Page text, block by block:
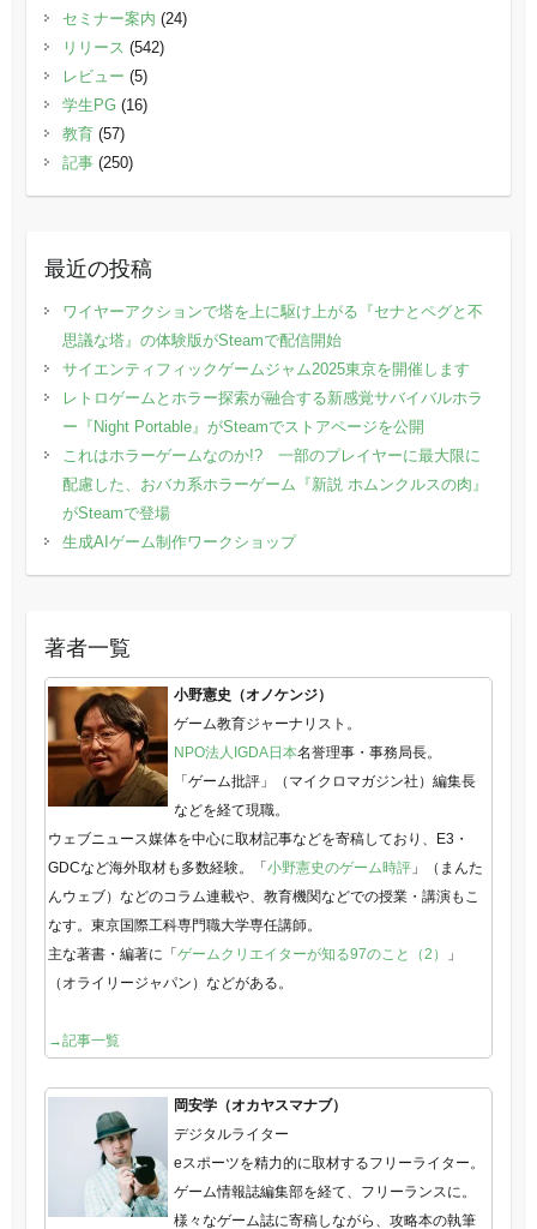
セミナー案内 (24)
リリース (542)
レビュー (5)
学生PG(16)
教育(57)
記事(250)
最近の投稿
ワイヤーアクションで塔を上に駆け上がる『セナとペグと不
思議な塔』の体験版がSteamで配信開始
サイエンティフィックゲームジャム2025東京を開催します
レトロゲームとホラー探索が融合する新感覚サバイバルホラ
ー『Night Portable』がSteamでストアページを公開
これはホラーゲームなのか!? 一部のプレイヤーに最大限に
配慮した、おバカ系ホラーゲーム『新説 ホムンクルスの肉』
がSteamで登場
生成AIゲーム制作ワークショップ
著者一覧
小野憲史（オノケンジ）
ゲーム教育ジャーナリスト。
NPO法人IGDA日本名誉理事・事務局長。
「ゲーム批評」（マイクロマガジン社）編集長
などを経て現職。
ウェブニュース媒体を中心に取材記事などを寄稿しており、E3・
GDCなど海外取材も多数経験。「小野憲史のゲーム時評」（まんた
んウェブ）などのコラム連載や、教育機関などでの授業・講演もこ
なす。東京国際工科専門職大学専任講師。
主な著書・編著に「ゲームクリエイターが知る97のこと（2）
」
（オライリージャパン）などがある。
→記事一覧
岡安学（オカヤスマナブ）
デジタルライター
eスポーツを精力的に取材するフリーライター。
ゲーム情報誌編集部を経て、フリーランスに。
様々なゲーム誌に寄稿しながら、攻略本の執筆